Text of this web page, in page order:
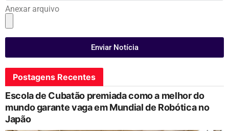
Anexar arquivo
Enviar Notícia
Postagens Recentes
Escola de Cubatão premiada como a melhor do
mundo garante vaga em Mundial de Robótica no
Japão